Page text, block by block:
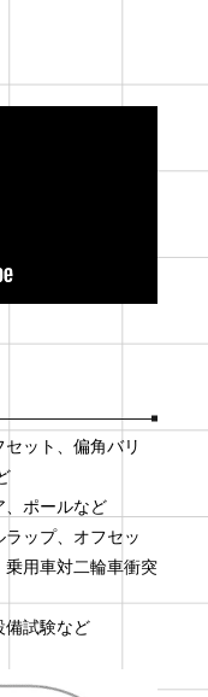
ット、偏角バリ
、ポールなど
ップ、オフセッ
乗用車対二輪車衝突
備試験など